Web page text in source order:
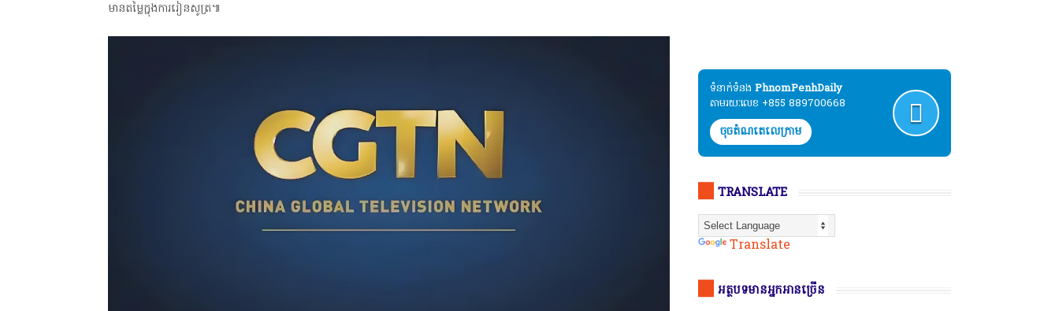
មានតម្លៃ​ក្នុងការរៀនសូត្រ៕
ទំនាក់ទំនង​​ PhnomPenhDaily
តាមរយៈលេខ +855 889700668
ចុចតំណតេលេក្រាម
TRANSLATE
Translate
អត្ថបទមានអ្នកអានច្រើន